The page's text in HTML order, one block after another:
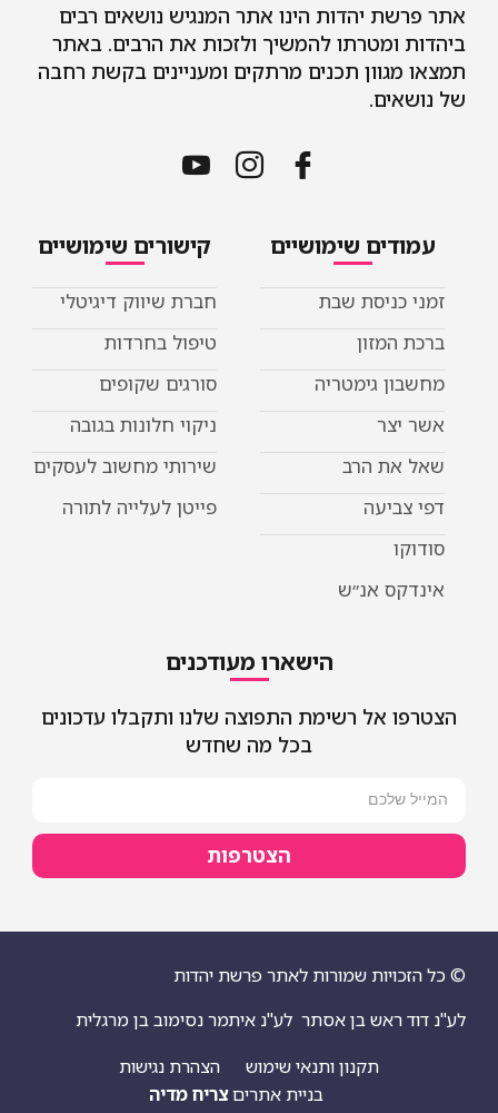
אתר פרשת יהדות הינו אתר המנגיש נושאים רבים
ביהדות ומטרתו להמשיך ולזכות את הרבים. באתר
תמצאו מגוון תכנים מרתקים ומעניינים בקשת רחבה
של נושאים.
עמודים שימושיים
זמני כניסת שבת
ברכת המזון
מחשבון גימטריה
אשר יצר
שאל את הרב
דפי צביעה
סודוקו
אינדקס אנ״ש
קישורים שימושיים
חברת שיווק דיגיטלי
טיפול בחרדות
סורגים שקופים
ניקוי חלונות בגובה
שירותי מחשוב לעסקים
פייטן לעלייה לתורה
הישארו מעודכנים
הצטרפו אל רשימת התפוצה שלנו ותקבלו עדכונים
בכל מה שחדש
הצטרפות
© כל הזכויות שמורות לאתר פרשת יהדות
לע"נ דוד ראש בן אסתר לע"נ איתמר נסימוב בן מרגלית
תקנון ותנאי שימוש
הצהרת נגישות
בניית אתריםצריח מדיה